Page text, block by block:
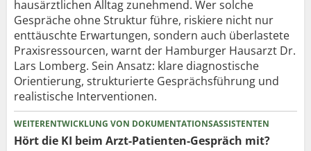
hausärztlichen Alltag zunehmend. Wer solche
Gespräche ohne Struktur führe, riskiere nicht nur
enttäuschte Erwartungen, sondern auch überlastete
Praxisressourcen, warnt der Hamburger Hausarzt Dr.
Lars Lomberg. Sein Ansatz: klare diagnostische
Orientierung, strukturierte Gesprächsführung und
realistische Interventionen.
WEITERENTWICKLUNG VON DOKUMENTATIONSASSISTENTEN
Hört die KI beim Arzt-Patienten-Gespräch mit?